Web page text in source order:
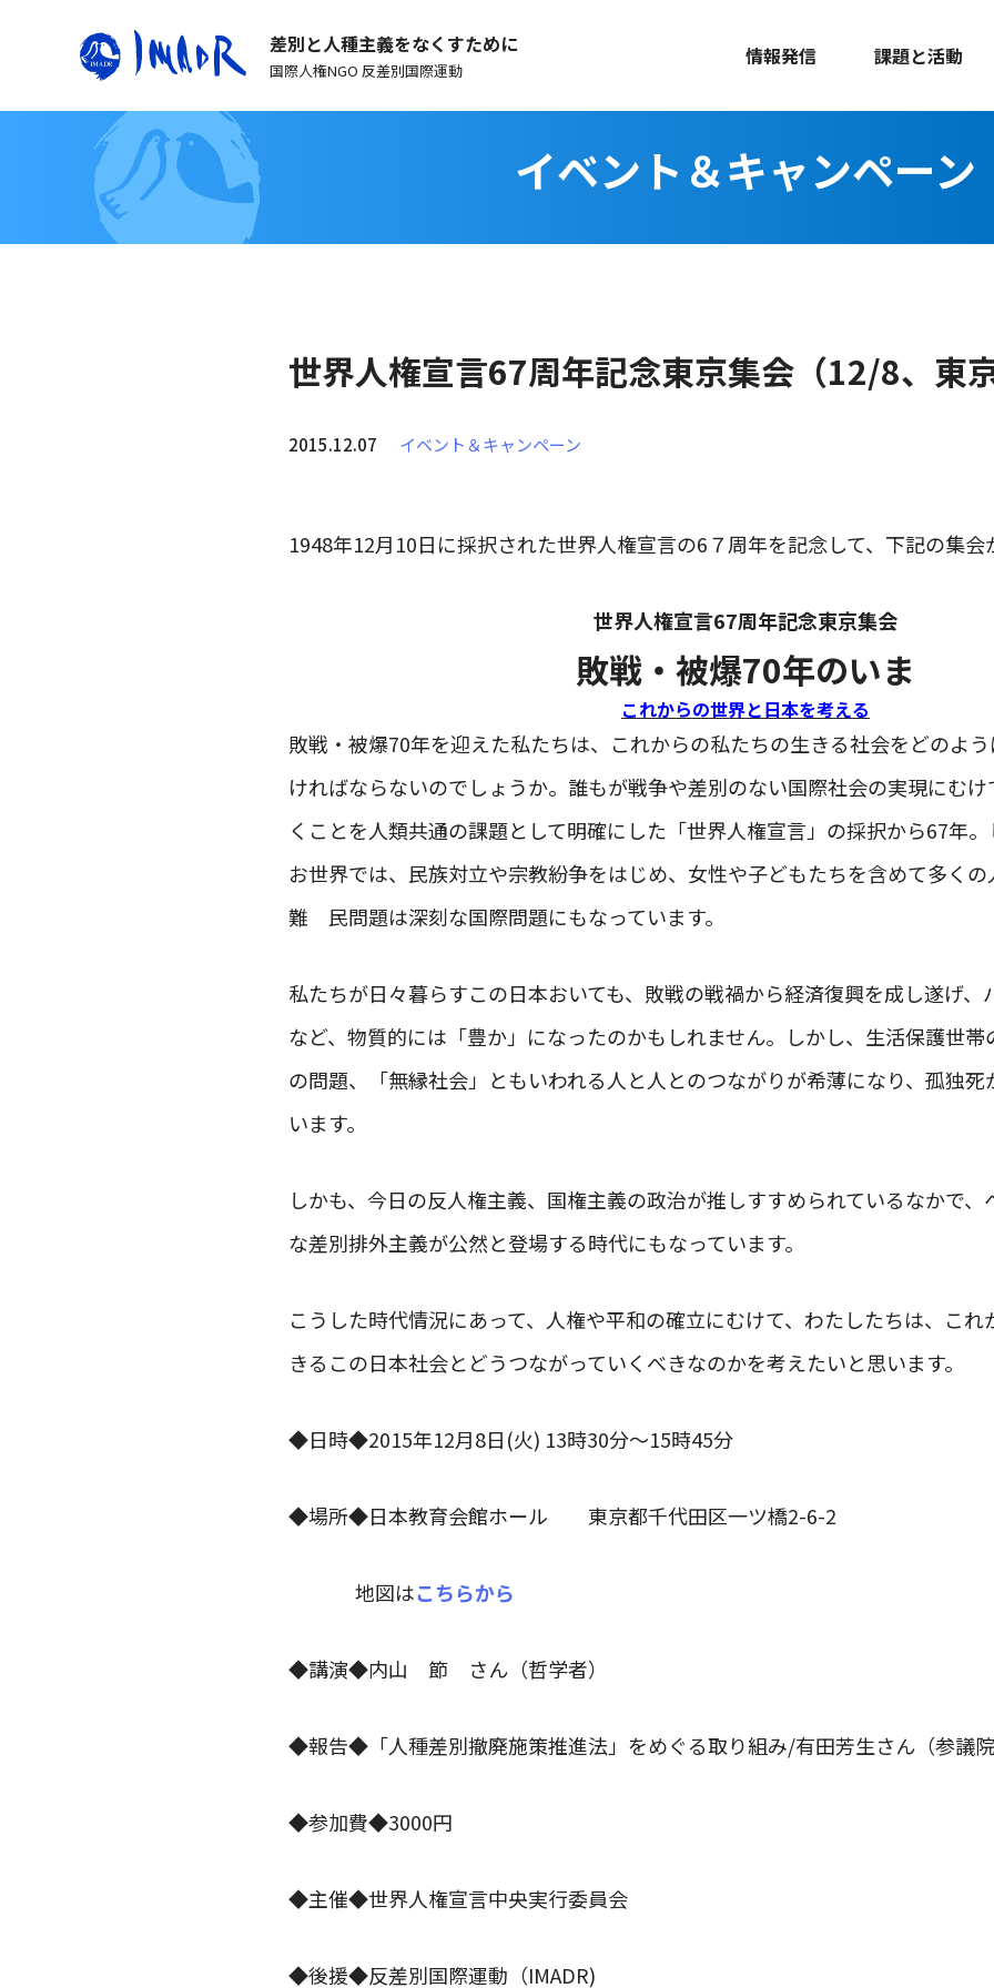
差別と人種主義をなくすために
国際人権NGO 反差別国際運動
情報発信 課題と活動
イベント＆キャンペーン
世界人権宣言67周年記念東京集会（12/8、東
2015.12.07 イベント＆キャンペーン
1948年12月10日に採択された世界人権宣言の6７周年を記念して、下記の集
世界人権宣言67周年記念東京集会
敗戦・被爆70年のいま
これからの世界と日本を考える
敗戦・被爆70年を迎えた私たちは、これからの私たちの生きる社会をどのよ
ければならないのでしょうか。誰もが戦争や差別のない国際社会の実現にむ
くことを人類共通の課題として明確にした「世界人権宣言」の採択から67年
お世界では、民族対立や宗教紛争をはじめ、女性や子どもたちを含めて多く
難 民問題は深刻な国際問題にもなっています。
私たちが日々暮らすこの日本おいても、敗戦の戦禍から経済復興を成し遂げ
など、物質的には「豊か」になったのかもしれません。しかし、生活保護世
の問題、「無縁社会」ともいわれる人と人とのつながりが希薄になり、孤独
います。
しかも、今日の反人権主義、国権主義の政治が推しすすめられているなかで
な差別排外主義が公然と登場する時代にもなっています。
こうした時代情況にあって、人権や平和の確立にむけて、わたしたちは、こ
きるこの日本社会とどうつながっていくべきなのかを考えたいと思います。
◆日時◆2015年12月8日(火) 13時30分～15時45分
◆場所◆日本教育会館ホール 東京都千代田区一ツ橋2-6-2
地図はこちらから
◆講演◆内山 節 さん（哲学者）
◆報告◆「人種差別撤廃施策推進法」をめぐる取り組み/有田芳生さん（参議
◆参加費◆3000円
◆主催◆世界人権宣言中央実行委員会
◆後援◆反差別国際運動（IMADR)